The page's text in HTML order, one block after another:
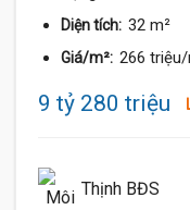
Diện tích: 32 m²
Giá/m²: 266 triệu/
9 tỷ 280 triệu
Thịnh BĐS